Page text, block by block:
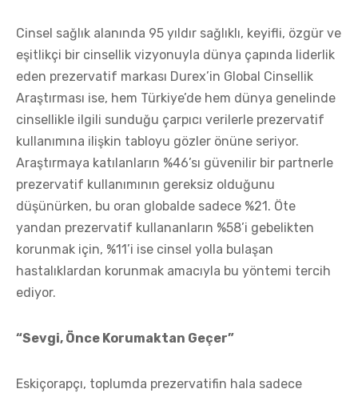
Cinsel sağlık alanında 95 yıldır sağlıklı, keyifli, özgür ve
eşitlikçi bir cinsellik vizyonuyla dünya çapında liderlik
eden prezervatif markası Durex’in Global Cinsellik
Araştırması ise, hem Türkiye’de hem dünya genelinde
cinsellikle ilgili sunduğu çarpıcı verilerle prezervatif
kullanımına ilişkin tabloyu gözler önüne seriyor.
Araştırmaya katılanların %46’sı güvenilir bir partnerle
prezervatif kullanımının gereksiz olduğunu
düşünürken, bu oran globalde sadece %21. Öte
yandan prezervatif kullananların %58’i gebelikten
korunmak için, %11’i ise cinsel yolla bulaşan
hastalıklardan korunmak amacıyla bu yöntemi tercih
ediyor.
“Sevgi, Önce Korumaktan Geçer”
Eskiçorapçı, toplumda prezervatifin hala sadece